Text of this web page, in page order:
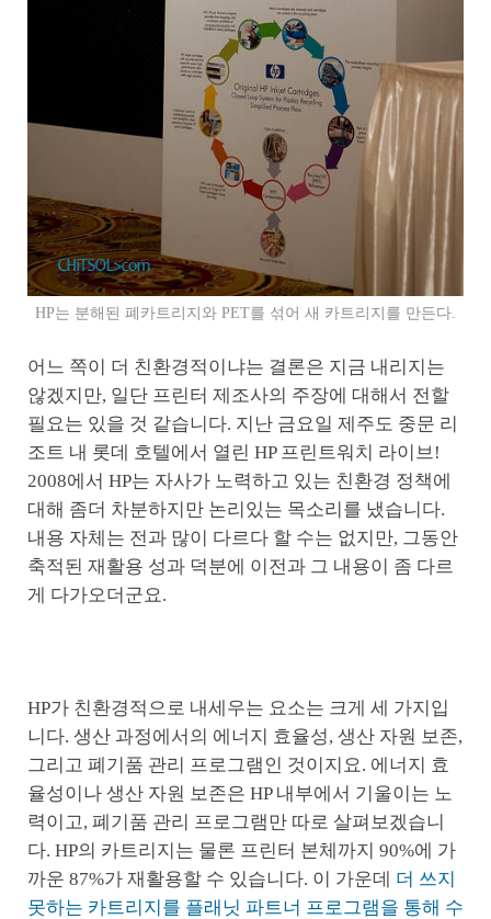
HP는 분해된 폐카트리지와 PET를 섞어 새 카트리지를 만든다.
어느 쪽이 더 친환경적이냐는 결론은 지금 내리지는
않겠지만, 일단 프린터 제조사의 주장에 대해서 전할
필요는 있을 것 같습니다. 지난 금요일 제주도 중문 리
조트 내 롯데 호텔에서 열린 HP 프린트워치 라이브!
2008에서 HP는 자사가 노력하고 있는 친환경 정책에
대해 좀더 차분하지만 논리있는 목소리를 냈습니다.
내용 자체는 전과 많이 다르다 할 수는 없지만, 그동안
축적된 재활용 성과 덕분에 이전과 그 내용이 좀 다르
게 다가오더군요.
HP가 친환경적으로 내세우는 요소는 크게 세 가지입
니다. 생산 과정에서의 에너지 효율성, 생산 자원 보존,
그리고 폐기품 관리 프로그램인 것이지요. 에너지 효
율성이나 생산 자원 보존은 HP 내부에서 기울이는 노
력이고, 폐기품 관리 프로그램만 따로 살펴보겠습니
다. HP의 카트리지는 물론 프린터 본체까지 90%에 가
까운 87%가 재활용할 수 있습니다. 이 가운데 더 쓰지
못하는 카트리지를 플래닛 파트너 프로그램을 통해 수